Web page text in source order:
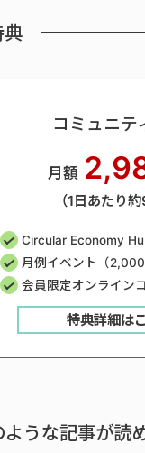
典
コミュニテ
月額
（1日あたり約
Circular Economy
月例イベント（
会員限定オンライン
特典詳細は
うな記事が読め